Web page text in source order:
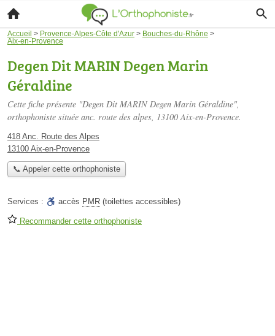
Accueil > Provence-Alpes-Côte d'Azur > Bouches-du-Rhône >
Aix-en-Provence
Degen Dit MARIN Degen Marin
Géraldine
Cette fiche présente "Degen Dit MARIN Degen Marin Géraldine",
orthophoniste située anc. route des alpes, 13100 Aix-en-Provence.
418 Anc. Route des Alpes
13100 Aix-en-Provence
📞 Appeler cette orthophoniste
Services : accès PMR (toilettes accessibles)
Recommander cette orthophoniste